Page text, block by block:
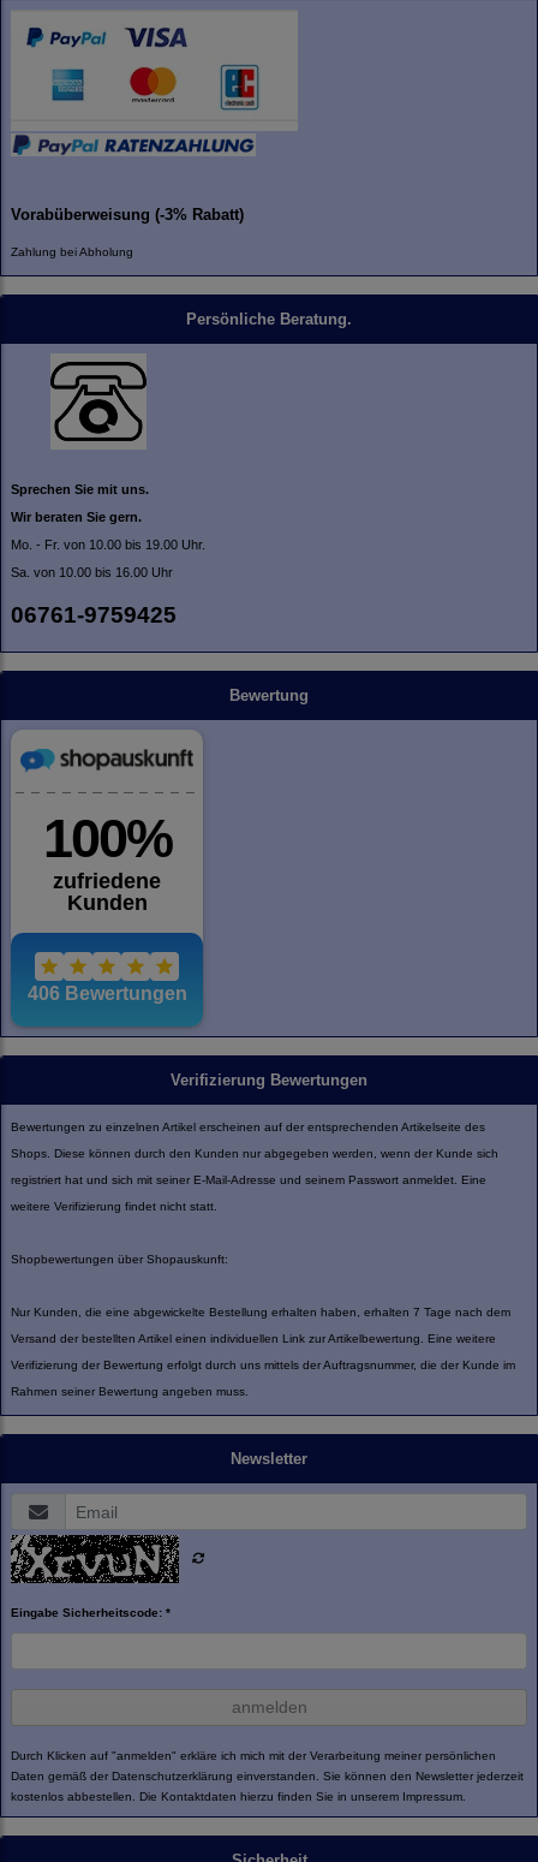
Vorabüberweisung (-3% Rabatt)
Zahlung bei Abholung
Persönliche Beratung.
Sprechen Sie mit uns.
Wir beraten Sie gern.
Mo. - Fr. von 10.00 bis 19.00 Uhr.
Sa. von 10.00 bis 16.00 Uhr
06761-9759425
Bewertung
Verifizierung Bewertungen
Bewertungen zu einzelnen Artikel erscheinen auf der entsprechenden Artikelseite des
Shops. Diese können durch den Kunden nur abgegeben werden, wenn der Kunde sich
registriert hat und sich mit seiner E-Mail-Adresse und seinem Passwort anmeldet. Eine
weitere Verifizierung findet nicht statt.
Shopbewertungen über Shopauskunft:
Nur Kunden, die eine abgewickelte Bestellung erhalten haben, erhalten 7 Tage nach dem
Versand der bestellten Artikel einen individuellen Link zur Artikelbewertung. Eine weitere
Verifizierung der Bewertung erfolgt durch uns mittels der Auftragsnummer, die der Kunde im
Rahmen seiner Bewertung angeben muss.
Newsletter
Eingabe Sicherheitscode: *
anmelden
Durch Klicken auf "anmelden" erkläre ich mich mit der Verarbeitung meiner persönlichen
Daten gemäß der Datenschutzerklärung einverstanden. Sie können den Newsletter jederzeit
kostenlos abbestellen. Die Kontaktdaten hierzu finden Sie in unserem Impressum.